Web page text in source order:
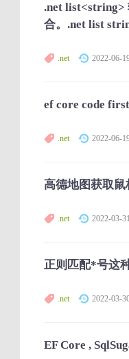
.net list<string>
合。.net list
.net 2022-06-
ef core code
.net 2022-06-
高德地图获取
.net 2022-03-31
正则匹配*号这
.net 2022-03-
EF Core ,